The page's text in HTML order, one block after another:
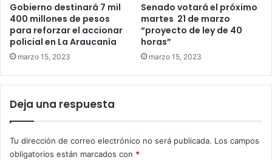
Gobierno destinará 7 mil
400 millones de pesos
para reforzar el accionar
policial en La Araucanía
marzo 15, 2023
Senado votará el próximo
martes 21 de marzo
“proyecto de ley de 40
horas”
marzo 15, 2023
Deja una respuesta
Tu dirección de correo electrónico no será publicada. Los campos
obligatorios están marcados con *